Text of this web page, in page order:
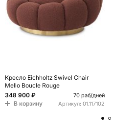
Кресло Eichholtz Swivel Chair
Mello Boucle Rouge
348 900 ₽
70 раб/дней
В корзину Артикул: 01.117102